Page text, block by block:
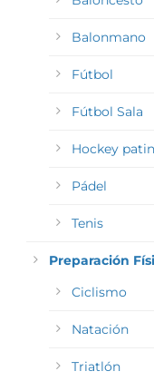
Balonmano
Fútbol
Fútbol Sala
Hockey
Pádel
Tenis
Preparación
Ciclismo
Natación
Triatlón